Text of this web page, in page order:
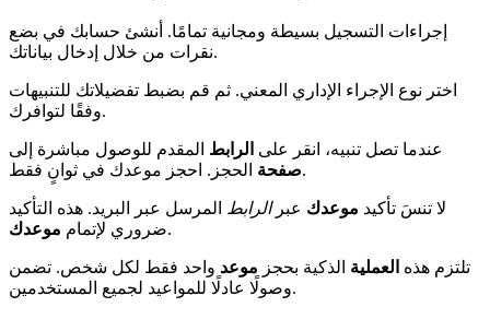
إجراءات التسجيل بسيطة ومجانية تمامًا. أنشئ حسابك في بضع
نقرات من خلال إدخال بياناتك.
اختر نوع الإجراء الإداري المعني. ثم قم بضبط تفضيلاتك للتنبيهات
وفقًا لتوافرك.
عندما تصل تنبيه، انقر على الرابط المقدم للوصول مباشرة إلى
صفحةالحجز. احجز موعدك في ثوانٍ فقط.
لا تنسَ تأكيد موعدك عبرالرابط المرسل عبر البريد. هذه التأكيد
ضروري لإتمام موعدك .
تلتزم هذه العملية الذكية بحجز موعد واحد فقط لكل شخص. تضمن
وصولًا عادلًا للمواعيد لجميع المستخدمين.